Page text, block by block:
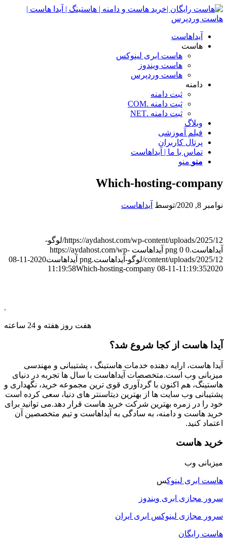
آیداهاست
هاست
هاست ابری لینوکس
هاست ویندوز
هاست وردپرس
دامنه
ثبت دامنه
ثبت دامنه .COM
ثبت دامنه .NET
وبلاگ
فیلم آموزشی
پرتال کاربران
تماس با ما | آیداهاست
منو منو
Which-hosting-company
نوامبر 8, 2020 /توسط آیداهاست
https://aydahost.com/wp-content/uploads/2025/12/لوگو-
آیداهاست.png
0 0 آیداهاست https://aydahost.com/wp-
content/uploads/2025/12/لوگو-آیداهاست.png
آیداهاست
2020-11-08
11:19:352020-11-08 11:19:58
Which-hosting-company
.
هفت روز هفته و 24 ساعته
آیدا هاست از کجا شروع شد؟
آیدا هاست، ارایه دهنده خدمات هاستینگ ، پشتیبانی و مهندسی
میزبانی وب است.متخصصات آیداهاست با سال ها تجربه در دنیای
هاستینگ، هم اکنون با گردآوری قوی ترین مجموعه خرید، نگهداری و
پشتیبانی وب سایت ها از بهترین دیتاسنتر های دنیا، سعی کرده است
خود را در زمره بهترین شرکت خرید هاست قرار دهد.می توانید برای
خرید هاست و دامنه، به سادگی به آیداهاست و تیم متخصصین آن
اعتماد کنید.
خرید هاست
میزبانی وب
هاست ابری لینوکس
سرور مجازی ابری ویندوز
سرور مجازی لینوکس ابری ایران
هاست رایگان